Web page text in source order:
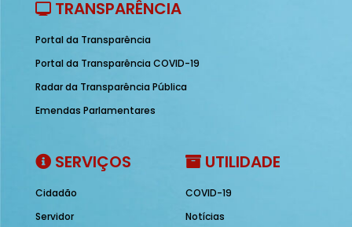
TRANSPARÊNCIA
Portal da Transparência
Portal da Transparência COVID-19
Radar da Transparência Pública
Emendas Parlamentares
SERVIÇOS
Cidadão
Servidor
UTILIDADE
COVID-19
Notícias